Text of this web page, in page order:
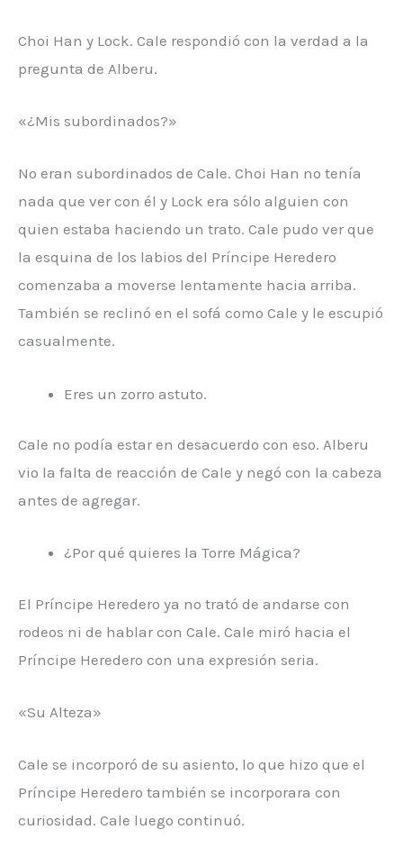
Choi Han y Lock. Cale respondió con la verdad a la
pregunta de Alberu.
«¿Mis subordinados?»
No eran subordinados de Cale. Choi Han no tenía
nada que ver con él y Lock era sólo alguien con
quien estaba haciendo un trato. Cale pudo ver que
la esquina de los labios del Príncipe Heredero
comenzaba a moverse lentamente hacia arriba.
También se reclinó en el sofá como Cale y le escupió
casualmente.
Eres un zorro astuto.
Cale no podía estar en desacuerdo con eso. Alberu
vio la falta de reacción de Cale y negó con la cabeza
antes de agregar.
¿Por qué quieres la Torre Mágica?
El Príncipe Heredero ya no trató de andarse con
rodeos ni de hablar con Cale. Cale miró hacia el
Príncipe Heredero con una expresión seria.
«Su Alteza»
Cale se incorporó de su asiento, lo que hizo que el
Príncipe Heredero también se incorporara con
curiosidad. Cale luego continuó.